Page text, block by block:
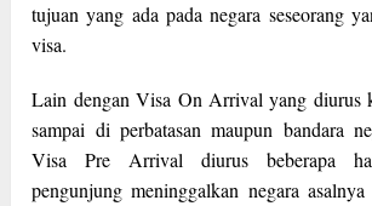
tujuan yang ada pada negara seseorang
visa.
Lain dengan Visa On Arrival yang diurus
sampai di perbatasan maupun bandara
Visa Pre Arrival diurus beberapa
pengunjung meninggalkan negara